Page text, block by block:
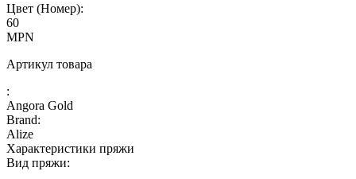
Цвет (Номер):
60
MPN
Артикул товара
:
Angora Gold
Brand:
Alize
Характеристики пряжи
Вид пряжи: